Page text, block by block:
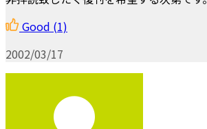
Good (1)
2002/03/17